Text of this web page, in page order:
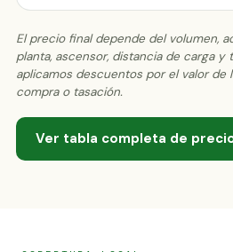
El precio final depende del volumen,
planta, ascensor, distancia de carga y
aplicamos descuentos por el valor de
compra o tasación.
Ver tabla completa de